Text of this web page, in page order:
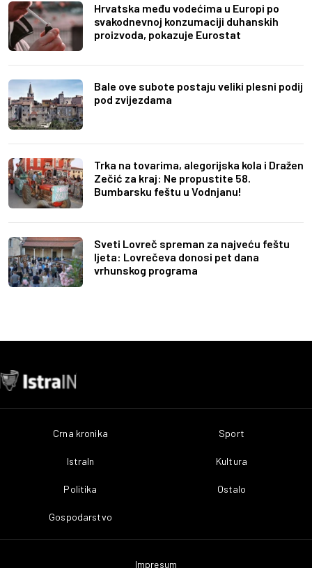
Hrvatska među vodećima u Europi po
svakodnevnoj konzumaciji duhanskih
proizvoda, pokazuje Eurostat
Bale ove subote postaju veliki plesni podij
pod zvijezdama
Trka na tovarima, alegorijska kola i Dražen
Zečić za kraj: Ne propustite 58.
Bumbarsku feštu u Vodnjanu!
Sveti Lovreč spreman za najveću feštu
ljeta: Lovrečeva donosi pet dana
vrhunskog programa
Crna kronika
IstraIn
Politika
Gospodarstvo
Sport
Kultura
Ostalo
Impresum